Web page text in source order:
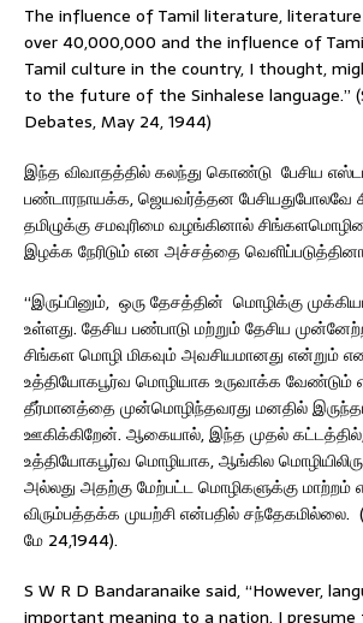
The influence of Tamil literature,
over 40,000,000 and the influence of
Tamil culture in the country, I thought,
to the future of the Sinhalese language.”
Debates, May 24, 1944)
இந்த விவாதத்தில் கலந்து கொண்டு பேசிய
பண்டாரநாயக்க, ஜெயவர்த்தன பேசியதுபோலவே
தமிழுக்கு சமவுரிமை வழங்கினால்
இழக்க நேரிடும் என அச்சத்தை
“இருப்பினும், ஒரு தேசத்தின் மொழிக்கு
உள்ளது. தேசிய பண்பாடு மற்றும் தேசிய
சிங்கள மொழி மிகவும் அவசியமானது என்றும்
உத்தியோகபூர்வ மொழியாக உருவாக்க
தீர்மானத்தை முன்மொழிந்தவரது மனதில்
ஊகிக்கிறேன். ஆகையால், இந்த முதல் கட்டத்தில்,
உத்தியோகபூர்வ மொழியாக, ஆங்கில
அல்லது அதற்கு மேற்பட்ட மொழிகளுக்கு மாற்றம்
விரும்பத்தக்க முயற்சி என்பதில்
மே 24,1944).
S W R D Bandaranaike said, “However,
important meaning to a nation. I